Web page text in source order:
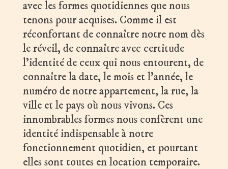
avec les formes quotidiennes que nous
tenons pour acquises. Comme il est
réconfortant de connaître notre nom dès
le réveil, de connaître avec certitude
l’identité de ceux qui nous entourent, de
connaître la date, le mois et l’année, le
numéro de notre appartement, la rue, la
ville et le pays où nous vivons. Ces
innombrables formes nous confèrent une
identité indispensable à notre
fonctionnement quotidien, et pourtant
elles sont toutes en location temporaire.